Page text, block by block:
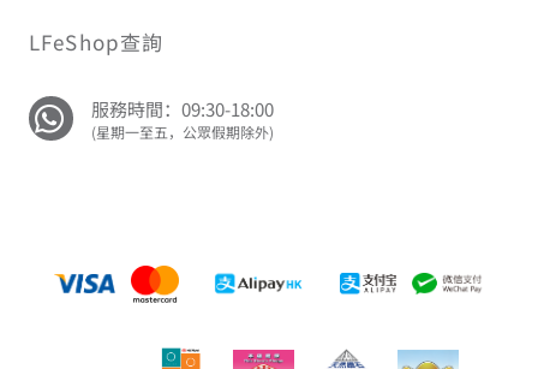
LFeShop查詢
服務時間：09:30-18:00
(星期一至五，公眾假期除外)